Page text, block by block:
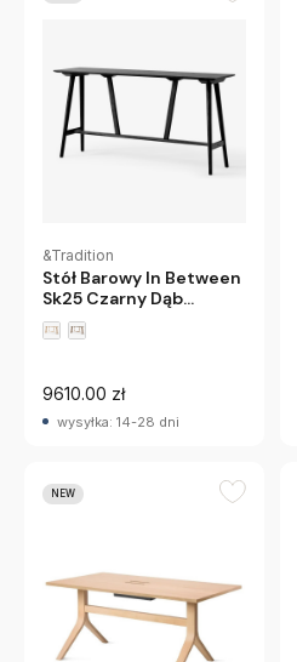
&Tradition
Stół Barowy In Between
Sk25 Czarny Dąb
Andtradition
9610.00 zł
wysyłka: 14-28 dni
NEW